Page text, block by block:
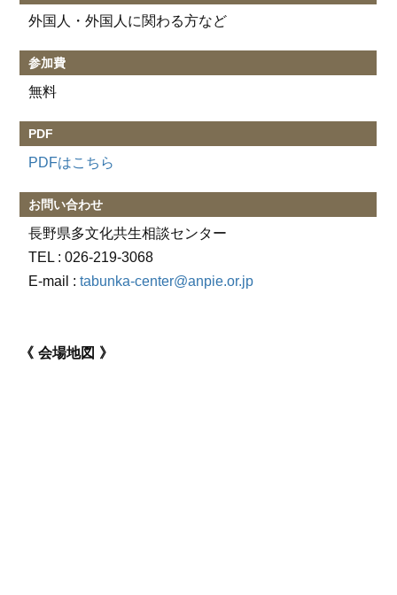
外国人・外国人に関わる方など
参加費
無料
PDF
PDFはこちら
お問い合わせ
長野県多文化共生相談センター
TEL :026-219-3068
E-mail :tabunka-center@anpie.or.jp
会場地図